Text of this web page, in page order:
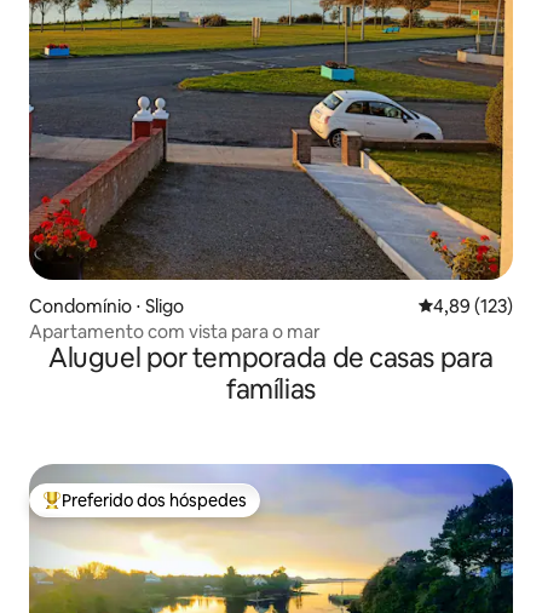
Condomínio ⋅ Sligo 4,89 de uma
4,89 (123)
Apartamento com vista para o mar
Aluguel por temporada de casas para
famílias
Entre os melhores preferidos dos hóspedes
Preferido dos hóspedes